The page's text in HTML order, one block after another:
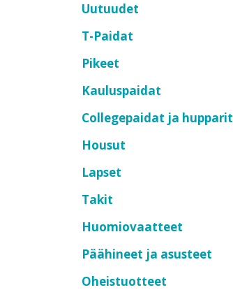
Uutuudet
T-Paidat
Pikeet
Kauluspaidat
Collegepaidat ja hupparit
Housut
Lapset
Takit
Huomiovaatteet
Päähineet ja asusteet
Oheistuotteet